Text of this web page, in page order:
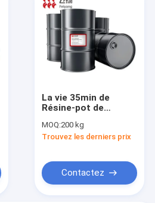
La vie 35min de
Résine-pot de
Polyaspartic
Polyurea
MOQ:200 kg
Trouvez les derniers prix
Contactez